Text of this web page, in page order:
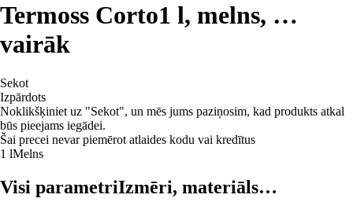
Termoss Corto1 l, melns, …
vairāk
Sekot
Izpārdots
Noklikšķiniet uz "Sekot", un mēs jums paziņosim, kad produkts atkal
būs pieejams iegādei.
Šai precei nevar piemērot atlaides kodu vai kredītus
1 lMelns
Visi parametriIzmēri, materiāls…